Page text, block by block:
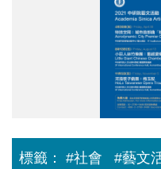
標籤： #社會 #藝文